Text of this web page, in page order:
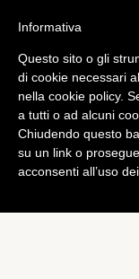
Tech
Firefox
8, è
di Alessandro
Informativa
Questo sito o gli
di cookie necessari
nella cookie policy.
a tutti o ad alcuni
Chiudendo questo
su un link o
acconsenti all’uso